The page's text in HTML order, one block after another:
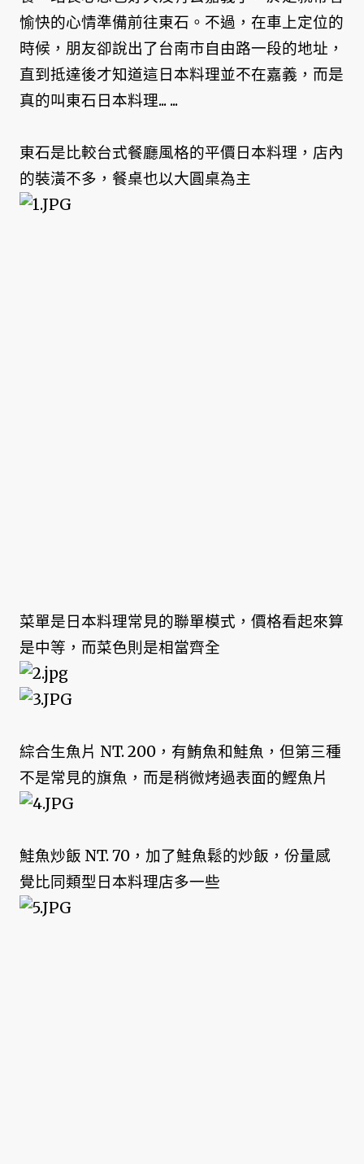
愉快的心情準備前往東石。不過，在車上定位的
時候，朋友卻說出了台南市自由路一段的地址，
直到抵達後才知道這日本料理並不在嘉義，而是
真的叫東石日本料理... ...
東石是比較台式餐廳風格的平價日本料理，店內
的裝潢不多，餐桌也以大圓桌為主
菜單是日本料理常見的聯單模式，價格看起來算
是中等，而菜色則是相當齊全
綜合生魚片 NT. 200，有鮪魚和鮭魚，但第三種
不是常見的旗魚，而是稍微烤過表面的鰹魚片
鮭魚炒飯 NT. 70，加了鮭魚鬆的炒飯，份量感
覺比同類型日本料理店多一些